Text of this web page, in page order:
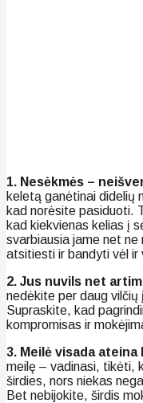
1. Nesėkmės –
keletą ganėtinai didelių
kad norėsite pasiduoti.
kad kiekvienas kelias į
svarbiausia jame net
atsitiesti ir bandyti vėl ir
2. Jus nuvils net
nedėkite per daug
Supraskite, kad
kompromisas ir
3. Meilė visada
meilę – vadinasi, tikėti,
širdies, nors niekas
Bet nebijokite, širdis